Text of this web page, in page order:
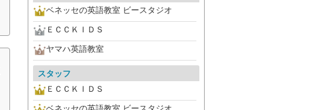
ベネッセの英語教室 ビースタジオ
ＥＣＣＫＩＤＳ
ヤマハ英語教室
スタッフ
ＥＣＣＫＩＤＳ